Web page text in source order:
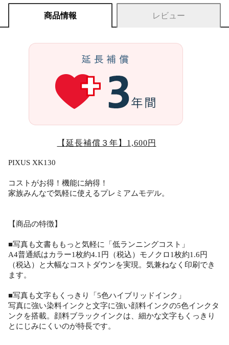
商品情報 レビュー
【延長補償３年】1,600円
PIXUS XK130
コストがお得！機能に納得！
家族みんなで気軽に使えるプレミアムモデル。
【商品の特徴】
■写真も文書ももっと気軽に「低ランニングコスト」
A4普通紙はカラー1枚約4.1円（税込）モノクロ1枚約1.6円
（税込）と大幅なコストダウンを実現。気兼ねなく印刷でき
ます。
■写真も文字もくっきり「5色ハイブリッドインク」
写真に強い染料インクと文字に強い顔料インクの5色インクタ
ンクを搭載。顔料ブラックインクは、細かな文字もくっきり
とにじみにくいのが特長です。